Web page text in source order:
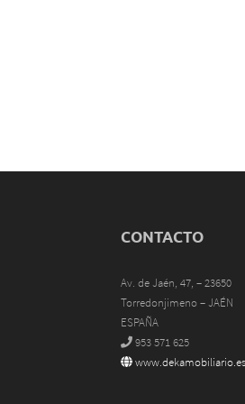
CONTACTO
Av. de Jaén, 47, – 23650
Torredonjimeno – JAÉN
ESPAÑA
953 571 625
www.dekamobiliario.es